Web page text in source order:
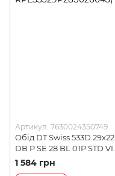
Артикул: 7630024350749
Обід DT Swiss 533D 29x22
DB P SE 28 BL 01P STD VI
(DTSW
RPE53329P28S026043)
1 584 грн